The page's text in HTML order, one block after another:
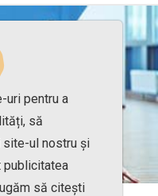
uri pentru a
să
ul nostru și
publicitatea
să citești